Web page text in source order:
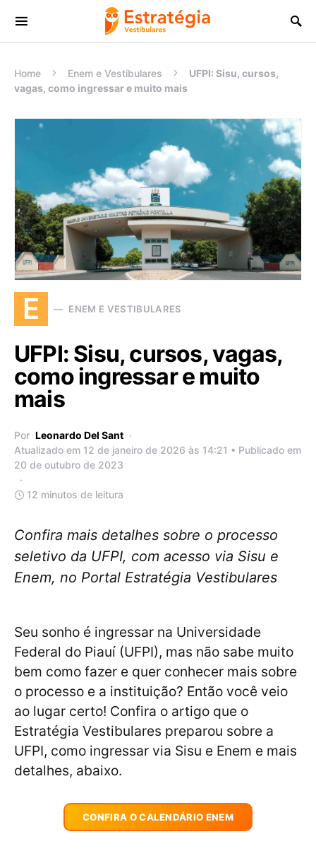
Procurar:
Home Enem e Vestibulares
UFPI: Sisu, cursos,
vagas, como ingressar e muito mais
E ENEM E VESTIBULARES
UFPI: Sisu, cursos, vagas,
como ingressar e muito
mais
Por Leonardo Del Sant
Atualizado em 12 de janeiro de 2026 às 14:21 • Publicado em
20 de outubro de 2023
12 minutos de leitura
Confira mais detalhes sobre o processo
seletivo da UFPI, com acesso via Sisu e
Enem, no Portal Estratégia Vestibulares
Seu sonho é ingressar na Universidade
Federal do Piauí (UFPI), mas não sabe muito
bem como fazer e quer conhecer mais sobre
o processo e a instituição? Então você veio
ao lugar certo! Confira o artigo que o
Estratégia Vestibulares preparou sobre a
UFPI, como ingressar via Sisu e Enem e mais
detalhes, abaixo.
CONFIRA O CALENDÁRIO ENEM